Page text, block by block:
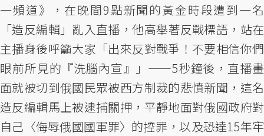
一頻道》，在晚間9點新聞的黃金時段遭到一名
「造反編輯」亂入直播，他高舉著反戰標語，站在
主播身後呼籲大家「出來反對戰爭！不要相信你們
眼前所見的『洗腦內宣』」——5秒鐘後，直播畫
面就被切到俄國民眾被西方制裁的悲憤新聞，這名
造反編輯馬上被逮捕關押，平靜地面對俄國政府對
自己〈侮辱俄國國軍罪〉的控罪，以及恐達15年牢